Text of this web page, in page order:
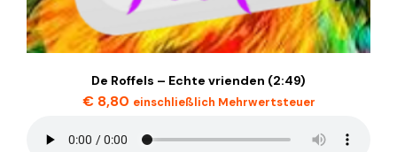
De Roffels – Echte vrienden (2:49)
€8,80 einschließlich Mehrwertsteuer